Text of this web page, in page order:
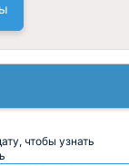
чтобы узнать